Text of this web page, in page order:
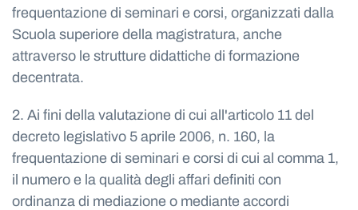
frequentazione di seminari e corsi, organizzati dalla
Scuola superiore della magistratura, anche
attraverso le strutture didattiche di formazione
decentrata.
2. Ai fini della valutazione di cui all'articolo 11 del
decreto legislativo 5 aprile 2006, n. 160, la
frequentazione di seminari e corsi di cui al comma 1,
il numero e la qualità degli affari definiti con
ordinanza di mediazione o mediante accordi